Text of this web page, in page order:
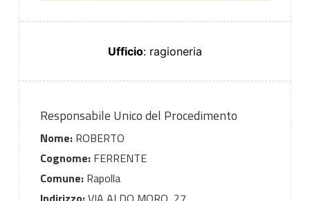
Ufficio: ragioneria
Responsabile Unico del Procedimento
Nome:ROBERTO
Cognome:FERRENTE
Comune:Rapolla